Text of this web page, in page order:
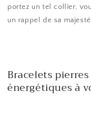
portez un tel collier,
un rappel de sa
Bracelets
énergétiques à